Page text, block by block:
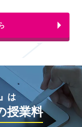
は
授業料